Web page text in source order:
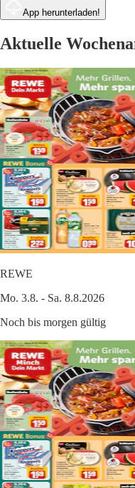
App herunterladen!
Aktuelle
REWE
Mo. 3.8. - Sa. 8.8.2026
Noch bis morgen gültig